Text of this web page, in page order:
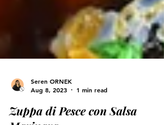
Aug 8, 2023
1 min read